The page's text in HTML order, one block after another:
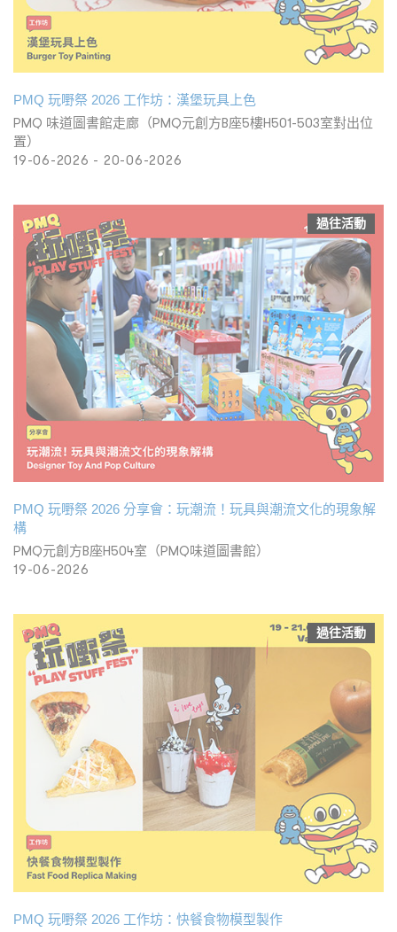
PMQ 玩嘢祭 2026 工作坊：漢堡玩具上色
PMQ 味道圖書館走廊（PMQ元創方B座5樓H501-503室對出位
置）
19-06-2026 - 20-06-2026
過往活動
PMQ 玩嘢祭 2026 分享會：玩潮流！玩具與潮流文化的現象解
構
PMQ元創方B座H504室（PMQ味道圖書館）
19-06-2026
過往活動
PMQ 玩嘢祭 2026 工作坊：快餐食物模型製作